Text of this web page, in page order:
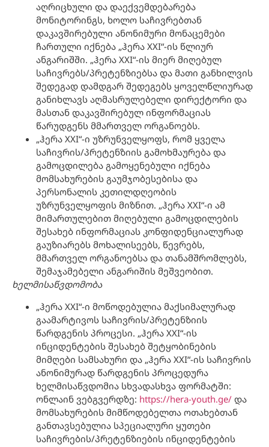
აღრიცხული და დაექვემდებარება
მონიტორინგს, ხოლო საჩივრებთან
დაკავშირებული ანონიმური მონაცემები
ჩართული იქნება „ჰერა XXI“-ის წლიურ
ანგარიშში. „ჰერა XXI“-ის მიერ მიღებულ
საჩივრებს/პრეტენზიებსა და მათი განხილვის
შედეგად დამდგარ შედეგებს ყოველწლიურად
განიხლავს აღმასრულებელი დირექტორი და
მასთან დაკავშირებულ ინფორმაციას
წარუდგენს მმართველ ორგანოებს.
„ჰერა XXI“-ი უზრუნველყოფს, რომ ყველა
საჩივრის/პრეტენზიის გამოხმაურება და
გამოცდილება გამოყენებული იქნება
მომსახურების გაუმჯობესებისა და
პერსონალის კეთილდღეობის
უზრუნველყოფის მიზნით. „ჰერა XXI“-ი ამ
მიმართულებით მიღებული გამოცდილების
შესახებ ინფორმაციას კონფიდენციალურად
გაუზიარებს მოხალისეებს, წევრებს,
მმართველ ორგანოებსა და თანამშრომლებს,
შემაჯამებელი ანგარიშის მეშვეობით.
ხელმისაწვდომობა
„ჰერა XXI“-ი მოწოდებულია მაქსიმალურად
გაამარტივოს საჩივრის/პრეტენზიის
წარდგენის პროცესი. „ჰერა XXI“-ის
ინციდენტების შესახებ შეტყობინების
მიმღები სამსახური და „ჰერა XXI“-ის საჩივრის
ანონიმურად წარდგენის პროცედურა
ხელმისაწვდომია სხვადასხვა ფორმატში:
ონლაინ ვებგვერდზე: https://hera-youth.ge/ და
მომსახურების მიმწოდებელთა ოთახებთან
განთავსებულია სპეციალური ყუთები
საჩივრების/პრეტენზიების ინციდენტების